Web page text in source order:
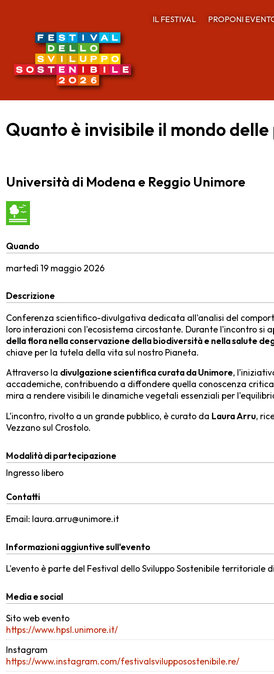
IL FESTIVAL PROPONI
Quanto è invisibile il mondo
Università di Modena e Reggio Unimore
Quando
martedì 19 maggio 2026
Descrizione
Conferenza scientifico-divulgativa dedicata all'analisi del
loro interazioni con l'ecosistema circostante. Durante l'incontro si
della flora nella conservazione della biodiversità e nella salute
chiave per la tutela della vita sul nostro Pianeta.
Attraverso la divulgazione scientifica curata da Unimore,
accademiche, contribuendo a diffondere quella conoscenza
mira a rendere visibili le dinamiche vegetali essenziali per
L'incontro, rivolto a un grande pubblico, è curato da Laura Arru,
Vezzano sul Crostolo.
Modalità di partecipazione
Ingresso libero
Contatti
Email: laura.arru@unimore.it
Informazioni aggiuntive sull'evento
L'evento è parte del Festival dello Sviluppo Sostenibile territoriale
Media e social
Sito web evento
https://www.hpsl.unimore.it/
Instagram
https://www.instagram.com/festivalsvilupposostenibile.re/